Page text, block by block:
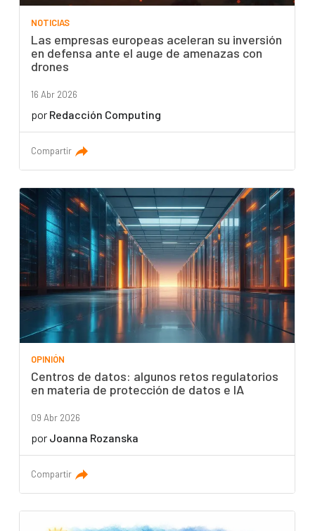
NOTICIAS
Las empresas europeas aceleran su inversión
en defensa ante el auge de amenazas con
drones
16 Abr 2026
por Redacción Computing
Compartir
OPINIÓN
Centros de datos: algunos retos regulatorios
en materia de protección de datos e IA
09 Abr 2026
por Joanna Rozanska
Compartir